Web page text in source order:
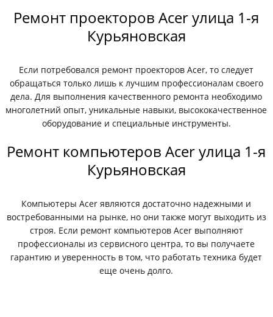
Ремонт проекторов Acer улица 1-я
Курьяновская
Если потребовался ремонт проекторов Acer, то следует
обращаться только лишь к лучшим профессионалам своего
дела. Для выполнения качественного ремонта необходимо
многолетний опыт, уникальные навыки, высококачественное
оборудование и специальные инструменты.
Ремонт компьютеров Acer улица 1-я
Курьяновская
Компьютеры Acer являются достаточно надежными и
востребованными на рынке, но они также могут выходить из
строя. Если ремонт компьютеров Acer выполняют
профессионалы из сервисного центра, то вы получаете
гарантию и уверенность в том, что работать техника будет
еще очень долго.